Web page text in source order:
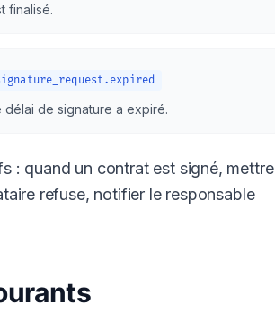
finalisé.
délai de signature a expiré.
: quand un contrat est signé, mettre
refuse, notifier le responsable